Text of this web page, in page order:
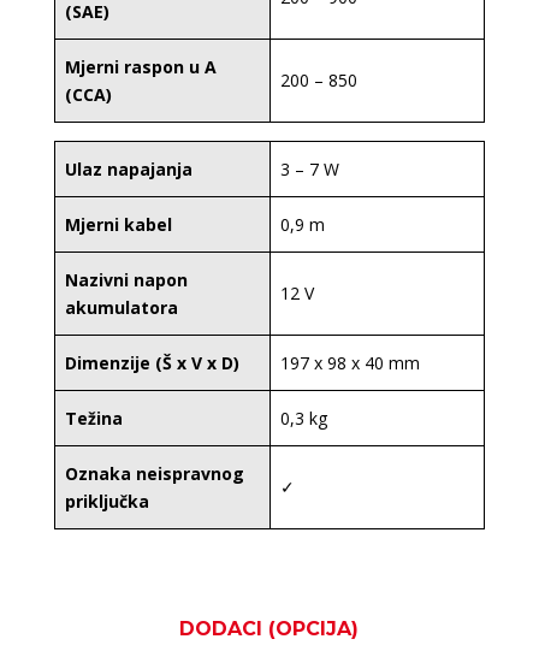
(SAE)
Mjerni raspon u A
(CCA)
200 – 850
Ulaz napajanja 3 – 7 W
Mjerni kabel 0,9 m
Nazivni napon
akumulatora
12 V
Dimenzije (Š x V x D) 197 x 98 x 40 mm
Težina 0,3 kg
Oznaka neispravnog
priključka
✓
DODACI (OPCIJA)